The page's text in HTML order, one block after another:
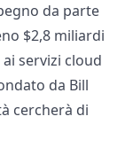
da parte
$2,8 miliardi
servizi cloud
da Bill
cercherà di